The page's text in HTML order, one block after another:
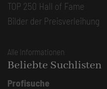
TOP 250 Hall of Fame
Bilder der Preisverleihung
Alle Informationen
Beliebte Suchlisten
Profisuche